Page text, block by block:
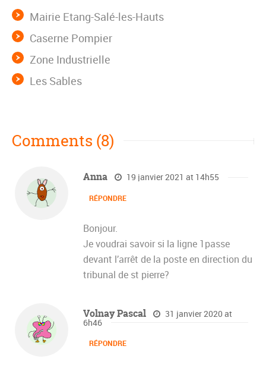
Mairie Etang-Salé-les-Hauts
Caserne Pompier
Zone Industrielle
Les Sables
Comments (8)
Anna 19 janvier 2021 at 14h55
RÉPONDRE
Bonjour.
Je voudrai savoir si la ligne 1passe
devant l’arrêt de la poste en direction du
tribunal de st pierre?
Volnay Pascal 31 janvier 2020 at
6h46
RÉPONDRE